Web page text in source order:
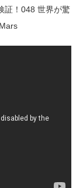
証！048 世界が驚